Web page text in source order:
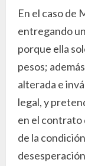
En el caso de
entregando
porque ella
pesos;
alterada e
legal, y
en el contrato
de la